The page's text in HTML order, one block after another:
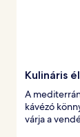
Kulináris
A
kávézó
várja a